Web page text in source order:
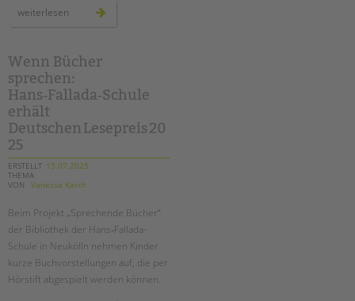
Seminarräume
PROFIL | LEITBILD
Bereiche im Überblick
Kinder- und Jugendschutz
Unsere Videos
Gesellschafter VdK
schoolcoach BTL
KARRIERE
Stellenangebote
tandem als Arbeitgeberin
weiterlesen rückblick
2025
–
gemeinsam
laut
für
demokratie!
Wenn Bücher
sprechen:
Hans‑Fallada‑Schule
erhält
Deutschen Lesepreis 20
25
ERSTELLT 15.07.2025
THEMA
VON
Vanessa Karch
Beim Projekt „Sprechende Bücher“
der Bibliothek der Hans‑Fallada-
Schule in Neukölln nehmen Kinder
kurze Buchvorstellungen auf, die per
Hörstift abgespielt werden können.